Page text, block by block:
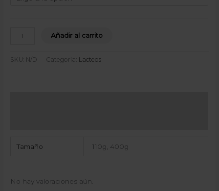
Añadir al carrito
SKU: N/D Categoría: Lacteos
Tamaño 110g, 400g
No hay valoraciones aún.